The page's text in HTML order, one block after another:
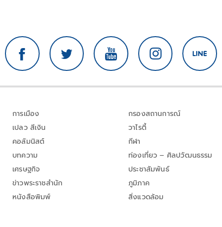
การเมือง
เปลว สีเงิน
คอลัมนิสต์
บทความ
เศรษฐกิจ
ข่าวพระราชสำนัก
หนังสือพิมพ์
กรองสถานการณ์
วาไรตี้
กีฬา
ท่องเที่ยว – ศิลปวัฒนธรรม
ประชาสัมพันธ์
ภูมิภาค
สิ่งแวดล้อม